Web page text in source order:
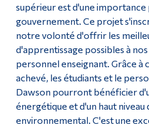
supérieur est d'une
gouvernement. Ce projet
notre volonté d'offrir les
d'apprentissage possibles à
personnel enseignant. Grâce à
achevé, les étudiants et le
Dawson pourront bénéficier
énergétique et d'un haut
environnemental. C'est une